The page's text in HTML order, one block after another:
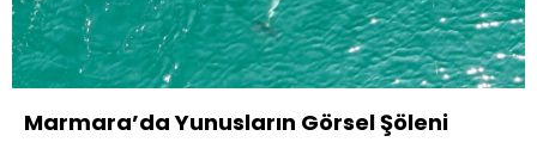
Marmara’da Yunusların Görsel Şöleni